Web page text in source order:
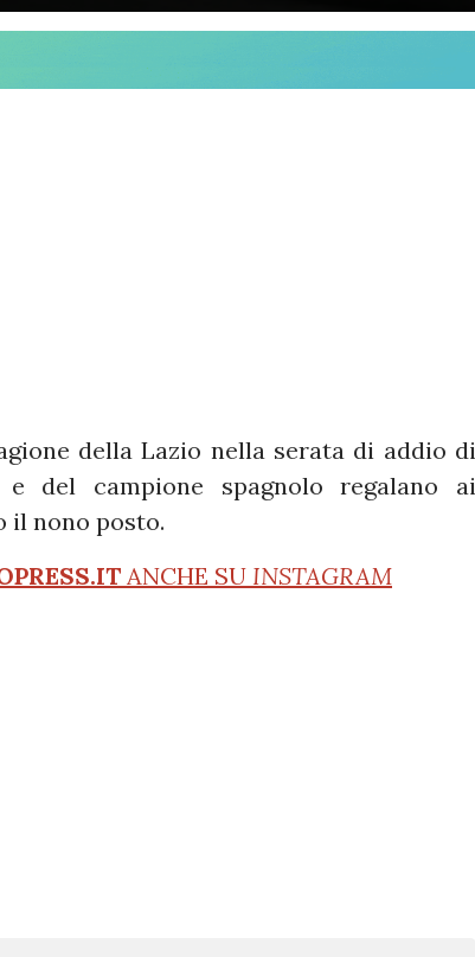
della Lazio nella serata di addio di
del campione spagnolo regalano ai
il nono posto.
ANCHE SU INSTAGRAM